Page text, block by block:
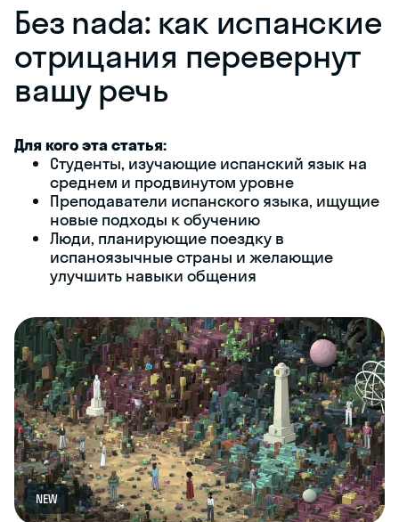
Без nada: как испанские
отрицания перевернут
вашу речь
Для кого эта статья:
Студенты, изучающие испанский язык на
среднем и продвинутом уровне
Преподаватели испанского языка, ищущие
новые подходы к обучению
Люди, планирующие поездку в
испаноязычные страны и желающие
улучшить навыки общения
NEW